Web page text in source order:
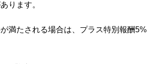
ります。
満たされる場合は、プラス特別報酬5%